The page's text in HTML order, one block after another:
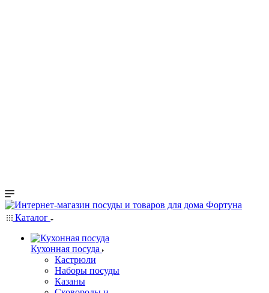
Каталог
Кухонная посуда
Кастрюли
Наборы посуды
Казаны